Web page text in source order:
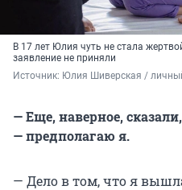
В 17 лет Юлия чуть не стала
заявление не приняли
Источник: Юлия Шиверская /
— Еще, наверное,
— предполагаю я.
— Дело в том, что я